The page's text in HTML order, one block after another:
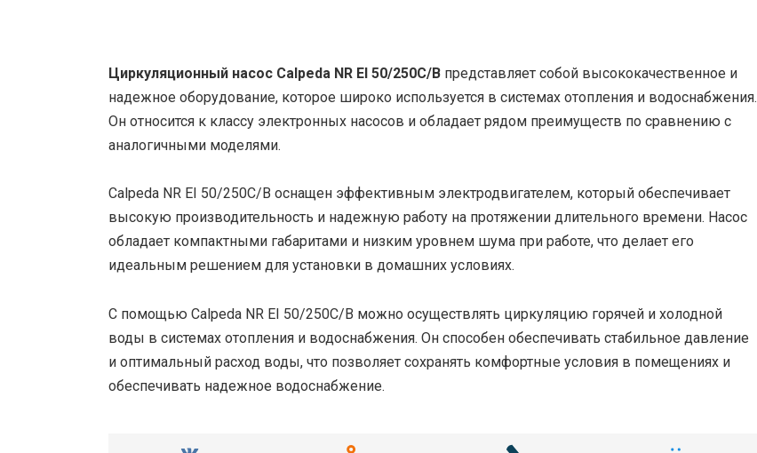
Циркуляционный насос Calpeda NR EI 50/250C/B представляет собой высококачественное и
надежное оборудование, которое широко используется в системах отопления и водоснабжения.
Он относится к классу электронных насосов и обладает рядом преимуществ по сравнению с
аналогичными моделями.
Calpeda NR EI 50/250C/B оснащен эффективным электродвигателем, который обеспечивает
высокую производительность и надежную работу на протяжении длительного времени. Насос
обладает компактными габаритами и низким уровнем шума при работе, что делает его
идеальным решением для установки в домашних условиях.
С помощью Calpeda NR EI 50/250C/B можно осуществлять циркуляцию горячей и холодной
воды в системах отопления и водоснабжения. Он способен обеспечивать стабильное давление
и оптимальный расход воды, что позволяет сохранять комфортные условия в помещениях и
обеспечивать надежное водоснабжение.